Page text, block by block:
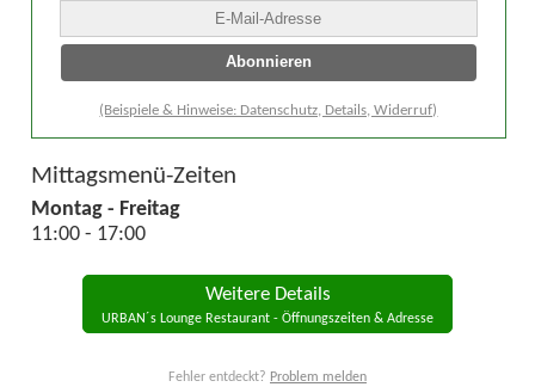
(Beispiele & Hinweise: Datenschutz, Details, Widerruf)
Mittagsmenü-Zeiten
Montag - Freitag
11:00 - 17:00
Weitere Details
URBAN´s Lounge Restaurant - Öffnungszeiten & Adresse
Fehler entdeckt? Problem melden